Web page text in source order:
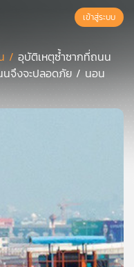
เข้าสู่ระบบ
/ อุบัติเหตุซ้ำซากที่ถนน
นจึงจะปลอดภัย / นอน